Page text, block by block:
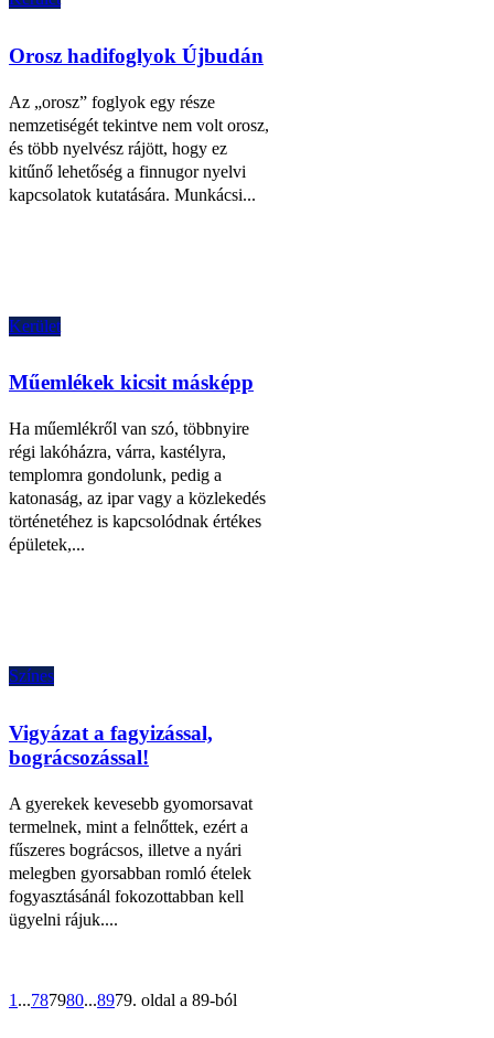
Orosz hadifoglyok Újbudán
Az „orosz” foglyok egy része
nemzetiségét tekintve nem volt orosz,
és több nyelvész rájött, hogy ez
kitűnő lehetőség a finnugor nyelvi
kapcsolatok kutatására. Munkácsi...
Kerület
Műemlékek kicsit másképp
Ha műemlékről van szó, többnyire
régi lakóházra, várra, kastélyra,
templomra gondolunk, pedig a
katonaság, az ipar vagy a közlekedés
történetéhez is kapcsolódnak értékes
épületek,...
Színes
Vigyázat a fagyizással,
bográcsozással!
A gyerekek kevesebb gyomorsavat
termelnek, mint a felnőttek, ezért a
fűszeres bográcsos, illetve a nyári
melegben gyorsabban romló ételek
fogyasztásánál fokozottabban kell
ügyelni rájuk....
1 ...787980...8979. oldal a 89-ból